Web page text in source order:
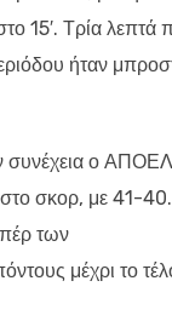
15′. Τρία λεπτά
ήταν
συνέχεια ο ΑΠΟΕΛ
στο σκορ, με 41-
των
μέχρι το